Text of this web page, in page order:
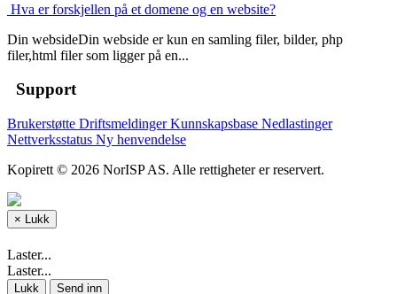
Hva er forskjellen på et domene og en website?
Din websideDin webside er kun en samling filer, bilder, php
filer,html filer som ligger på en...
Support
Brukerstøtte DriftsmeldingerKunnskapsbase Nedlastinger
Nettverksstatus Ny henvendelse
Kopirett © 2026 NorISP AS. Alle rettigheter er reservert.
× Lukk
Laster...
Laster...
Lukk Send inn